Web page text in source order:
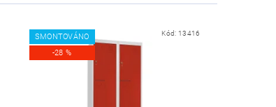
SMONTOVÁNO
-28 %
Kód: 13416